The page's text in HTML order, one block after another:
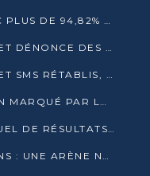
SASSOU N’GUESSO RÉÉLU AVEC PLUS DE 94,82% DES VOIX
PRÉSIDENTIELLE : DESTIN GAVET DÉNONCE DES IRRÉGULARITÉS ET REVENDIQUE LA VICTOIRE
PRÉSIDENTIELLE : LES APPELS ET SMS RÉTABLIS, INTERNET RESTE BLOQUÉ
PRÉSIDENTIELLE A : UN SCRUTIN MARQUÉ PAR LA COUPURE D’INTERNET ET UNE AFFLUENCE TIMIDE À BRAZZAVILLE
PRÉSIDENTIELLE : UN FAUX VISUEL DE RÉSULTATS CIRCULE
RÉSEAUX SOCIAUX ET ÉLECTIONS : UNE ARÈNE NUMÉRIQUE EN PLEINE MUTATION AU CONGO